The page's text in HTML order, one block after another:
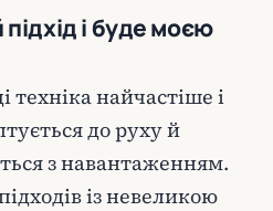
і буде моєю
техніка найчастіше і
до руху й
з навантаженням.
із невеликою